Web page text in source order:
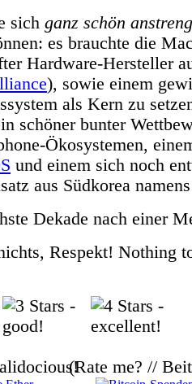
sich ganz schön
es brauchte die
Hardware-Hersteller
), sowie einem
als Kern zu
schöner bunter
Ökosystemen,
und einem sich noch
aus Südkorea
Dekade nach einer
Respekt! Nothing
(Rate me? //